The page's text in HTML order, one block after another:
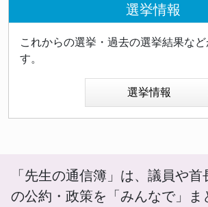
選挙情報
これからの選挙・過去の選挙結果など
す。
選挙情報
「先生の通信簿」は、議員や
の公約・政策を「みんなで」ま